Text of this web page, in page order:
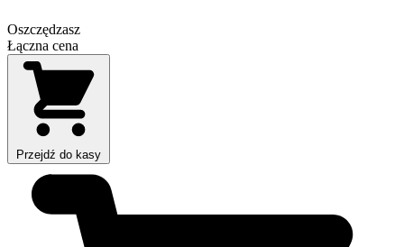
Oszczędzasz
Łączna cena
Przejdź do kasy